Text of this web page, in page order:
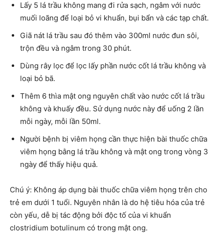
Lấy 5 lá trầu không mang đi rửa sạch, ngâm với nước
muối loãng để loại bỏ vi khuẩn, bụi bẩn và các tạp chất.
Giã nát lá trầu sau đó thêm vào 300ml nước đun sôi,
trộn đều và ngâm trong 30 phút.
Dùng rây lọc để lọc lấy phần nước cốt lá trầu không và
loại bỏ bã.
Thêm 6 thìa mật ong nguyên chất vào nước cốt lá trầu
không và khuấy đều. Sử dụng nước này để uống 2 lần
mỗi ngày, mỗi lần 50ml.
Người bệnh bị viêm họng cần thực hiện bài thuốc chữa
viêm họng bằng lá trầu không và mật ong trong vòng 3
ngày để thấy hiệu quả.
Chú ý: Không áp dụng bài thuốc chữa viêm họng trên cho
trẻ em dưới 1 tuổi. Nguyên nhân là do hệ tiêu hóa của trẻ
còn yếu, dễ bị tác động bởi độc tố của vi khuẩn
clostridium botulinum có trong mật ong.